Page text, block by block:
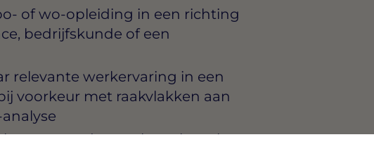
of wo-opleiding in een richting
bedrijfskunde of een
relevante werkervaring in een
voorkeur met raakvlakken aan
AI- en datatools zoals Python,